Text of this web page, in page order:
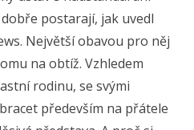
postarají, jak uvedl
Největší obavou pro něj
na obtíž. Vzhledem
rodinu, se svými
především na přátele